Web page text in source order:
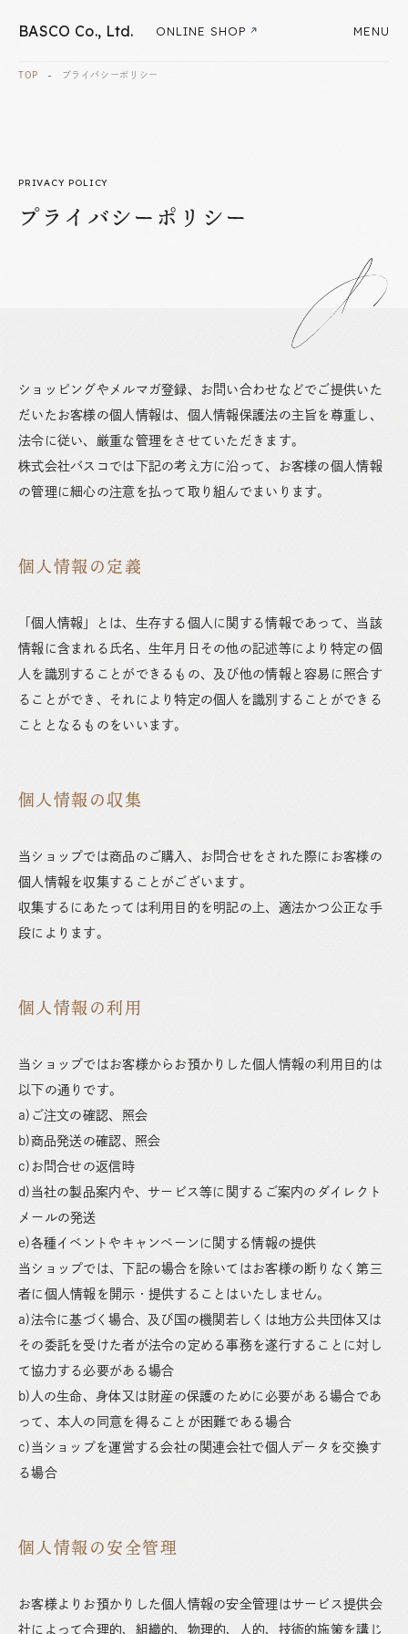
BASCO Co., Ltd. ONLINE SHOP MENU
TOP - プライバシーポリシー
PRIVACY POLICY
プラ イ バシー ポ リ シー
ショッピングやメルマガ登録、お問い合わせなどでご提供いた
だいたお客様の個人情報は、個人情報保護法の主旨を尊重し、
法令に従い、厳重な管理をさせていただきます。
株式会社バスコでは下記の考え方に沿って、お客様の個人情報
の管理に細心の注意を払って取り組んでまいります。
個人情報の定義
「個人情報」とは、生存する個人に関する情報であって、当該
情報に含まれる氏名、生年月日その他の記述等により特定の個
人を識別することができるもの、及び他の情報と容易に照合す
ることができ、それにより特定の個人を識別することができる
こととなるものをいいます。
個人情報の収集
当ショップでは商品のご購入、お問合せをされた際にお客様の
個人情報を収集することがございます。
収集するにあたっては利用目的を明記の上、適法かつ公正な手
段によります。
個人情報の利用
当ショップではお客様からお預かりした個人情報の利用目的は
以下の通りです。
a)ご注文の確認、照会
b)商品発送の確認、照会
c)お問合せの返信時
d)当社の製品案内や、サービス等に関するご案内のダイレクト
メールの発送
e)各種イベントやキャンペーンに関する情報の提供
当ショップでは、下記の場合を除いてはお客様の断りなく第三
者に個人情報を開示・提供することはいたしません。
a)法令に基づく場合、及び国の機関若しくは地方公共団体又は
その委託を受けた者が法令の定める事務を遂行することに対し
て協力する必要がある場合
b)人の生命、身体又は財産の保護のために必要がある場合であ
って、本人の同意を得ることが困難である場合
c)当ショップを運営する会社の関連会社で個人データを交換す
る場合
個人情報の安全管理
お客様よりお預かりした個人情報の安全管理はサービス提供会
社によって合理的、組織的、物理的、人的、技術的施策を講じ